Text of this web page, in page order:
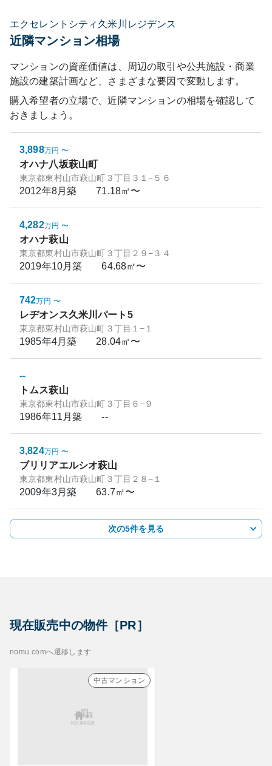
エクセレントシティ久米川レジデンス
近隣マンション相場
マンションの資産価値は、周辺の取引や公共施設・商業
施設の建築計画など、さまざまな要因で変動します。
購入希望者の立場で、近隣マンションの相場を確認して
おきましょう。
3,898万円 〜
オハナ八坂萩山町
東京都東村山市萩山町３丁目３１−５６
2012年8月築 71.18㎡〜
4,282万円 〜
オハナ萩山
東京都東村山市萩山町３丁目２９−３４
2019年10月築 64.68㎡〜
742万円 〜
レヂオンス久米川パート5
東京都東村山市萩山町３丁目１−１
1985年4月築 28.04㎡〜
--
トムス萩山
東京都東村山市萩山町３丁目６−９
1986年11月築 --
3,824万円 〜
ブリリアエルシオ萩山
東京都東村山市萩山町３丁目２８−１
2009年3月築 63.7㎡〜
次の5件を見る
現在販売中の物件［PR］
nomu.comへ遷移します
中古マンション